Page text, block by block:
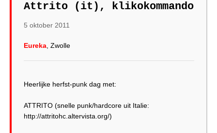
Attrito (it), klikokommando
5 oktober 2011
Eureka , Zwolle
Heerlijke herfst-punk dag met:
ATTRITO (snelle punk/hardcore uit Italie:
http://attritohc.altervista.org/)